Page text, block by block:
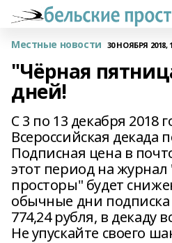
Местные новости 30 НОЯБРЯ 2018,
"Чёрная
дней!
С 3 по 13 декабря 2018
Всероссийская декада
Подписная цена в
этот период на журнал
просторы" будет
обычные дни подписка
774,24 рубля, в декаду
Не упускайте своего